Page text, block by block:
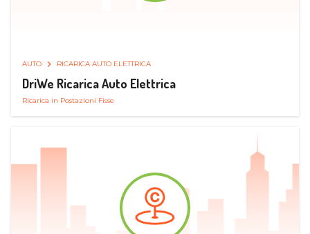
AUTO RICARICA AUTO ELETTRICA
DriWe Ricarica Auto Elettrica
Ricarica in Postazioni Fisse